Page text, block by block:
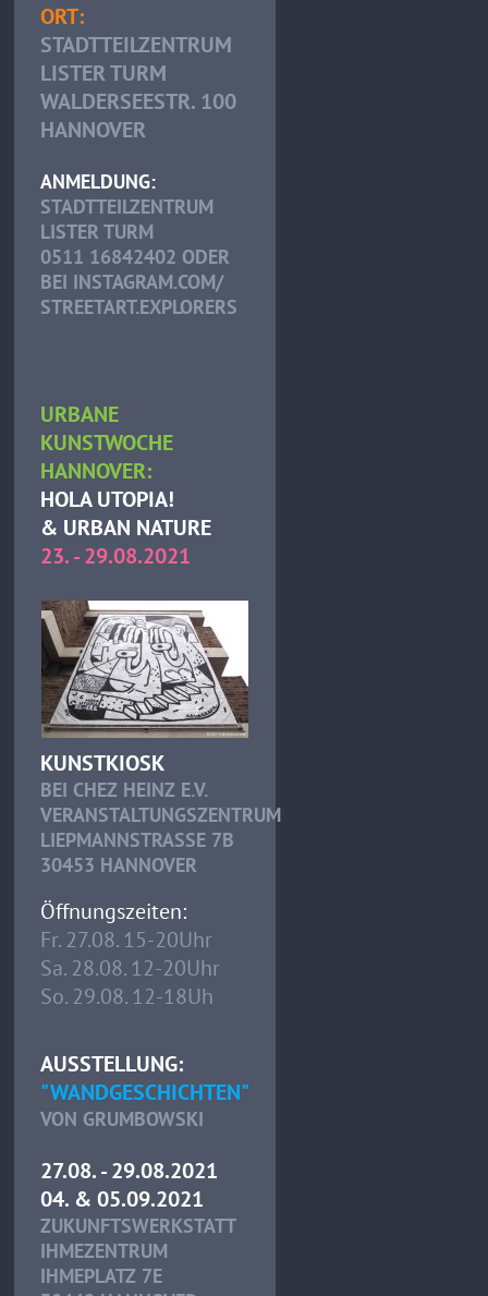
ORT:
STADTTEILZENTRUM
LISTER TURM
WALDERSEESTR. 100
HANNOVER
ANMELDUNG:
STADTTEILZENTRUM
LISTER TURM
0511 16842402 ODER
BEI INSTAGRAM.COM/
STREETART.EXPLORERS
URBANE
KUNSTWOCHE
HANNOVER:
HOLA UTOPIA!
& URBAN NATURE
23. - 29.08.2021
KUNSTKIOSK
BEI CHEZ HEINZ E.V.
VERANSTALTUNGSZENTRUM
LIEPMANNSTRASSE 7B
30453 HANNOVER
Öffnungszeiten:
Fr. 27.08. 15-20Uhr
Sa. 28.08. 12-20Uhr
So. 29.08. 12-18Uh
AUSSTELLUNG:
"WANDGESCHICHTEN"
VON GRUMBOWSKI
27.08. - 29.08.2021
04. & 05.09.2021
ZUKUNFTSWERKSTATT
IHMEZENTRUM
IHMEPLATZ 7E